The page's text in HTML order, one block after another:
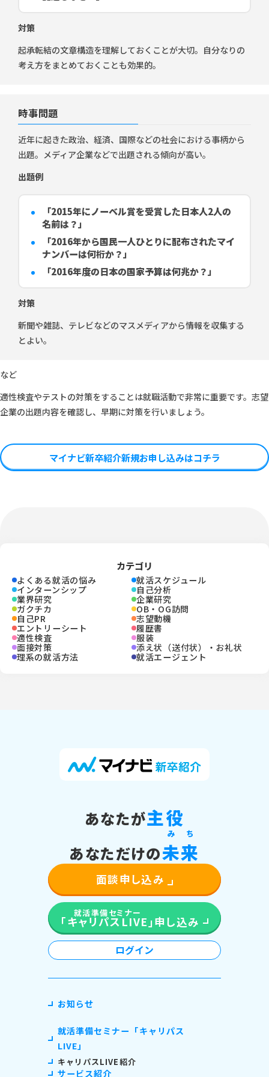
対策
起承転結の文章構造を理解しておくことが大切。自分なりの
考え方をまとめておくことも効果的。
時事問題
近年に起きた政治、経済、国際などの社会における事柄から
出題。メディア企業などで出題される傾向が高い。
出題例
「2015年にノーベル賞を受賞した日本人2人の
名前は？」
「2016年から国民一人ひとりに配布されたマイ
ナンバーは何桁か？」
「2016年度の日本の国家予算は何兆か？」
対策
新聞や雑誌、テレビなどのマスメディアから情報を収集する
とよい。
など
適性検査やテストの対策をすることは就職活動で非常に重要です。志望
企業の出題内容を確認し、早期に対策を行いましょう。
マイナビ新卒紹介新規お申し込みはコチラ
カテゴリ
よくある就活の悩み
就活スケジュール
インターンシップ
自己分析
業界研究
企業研究
ガクチカ
OB・OG訪問
自己PR
志望動機
エントリーシート
履歴書
適性検査
服装
面接対策
添え状（送付状）・お礼状
理系の就活方法
就活エージェント
あなたが主役
あなただけの未
み
来
ち
面談申し込み
就活準備セミナー
「キャリパスLIVE」申し込み
ログイン
お知らせ
就活準備セミナー「キャリパス
LIVE」
キャリパスLIVE紹介
サービス紹介